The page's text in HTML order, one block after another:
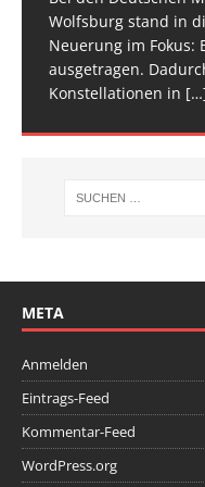
Wolfsburg stand in
Neuerung im Fokus:
ausgetragen.
Konstellationen in
[…]
[…]
Spitze im
(Baden-
Deutschen[…]
META
Anmelden
Eintrags-Feed
Kommentar-Feed
WordPress.org